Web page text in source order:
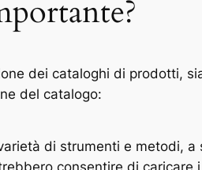
dei cataloghi di prodotti,
del catalogo:
di strumenti e metodi, a